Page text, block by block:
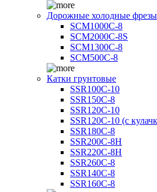
Дорожные холодные фрезы
SCM1000C-8
SCM2000C-8S
SCM1300C-8
SCM500C-8
Катки грунтовые
SSR100C-10
SSR150C-8
SSR120C-10
SSR120C-10 (с
SSR180C-8
SSR200C-8H
SSR220C-8H
SSR260C-8
SSR140C-8
SSR160C-8